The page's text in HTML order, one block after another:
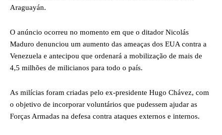
Araguayán.
O anúncio ocorreu no momento em que o ditador Nicolás
Maduro denunciou um aumento das ameaças dos EUA contra a
Venezuela e antecipou que ordenará a mobilização de mais de
4,5 milhões de milicianos para todo o país.
As milícias foram criadas pelo ex-presidente Hugo Chávez, com
o objetivo de incorporar voluntários que pudessem ajudar as
Forças Armadas na defesa contra ataques externos e internos.